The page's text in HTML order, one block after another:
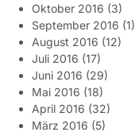
Oktober 2016 (3)
September 2016 (1)
August 2016 (12)
Juli 2016 (17)
Juni 2016 (29)
Mai 2016 (18)
April 2016 (32)
März 2016 (5)